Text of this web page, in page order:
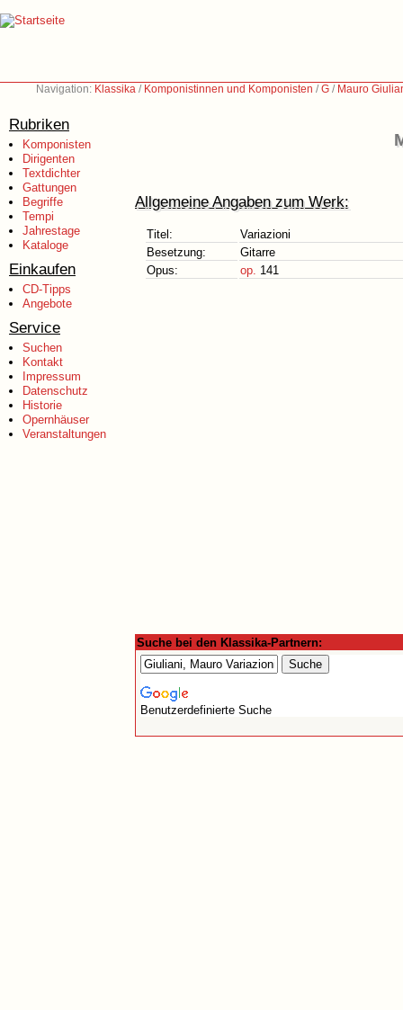
Navigation: Klassika / Komponistinnen und Komponisten /G / Mauro
Rubriken
Komponisten
Dirigenten
Textdichter
Gattungen
Begriffe
Tempi
Jahrestage
Kataloge
Einkaufen
CD-Tipps
Angebote
Service
Suchen
Kontakt
Impressum
Datenschutz
Historie
Opernhäuser
Veranstaltungen
Allgemeine Angaben zum Werk:
Titel:
Variazioni
Besetzung:
Gitarre
Opus:
op. 141
Suche bei den Klassika-Partnern:
Benutzerdefinierte Suche